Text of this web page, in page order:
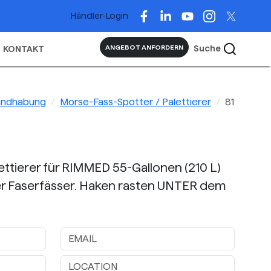
Händler-Login
KONTAKT ANGEBOT ANFORDERN Suche
Morse-Fass-Spotter / Palettierer 81
für RIMMED 55-Gallonen (210 L)
Haken rasten UNTER dem